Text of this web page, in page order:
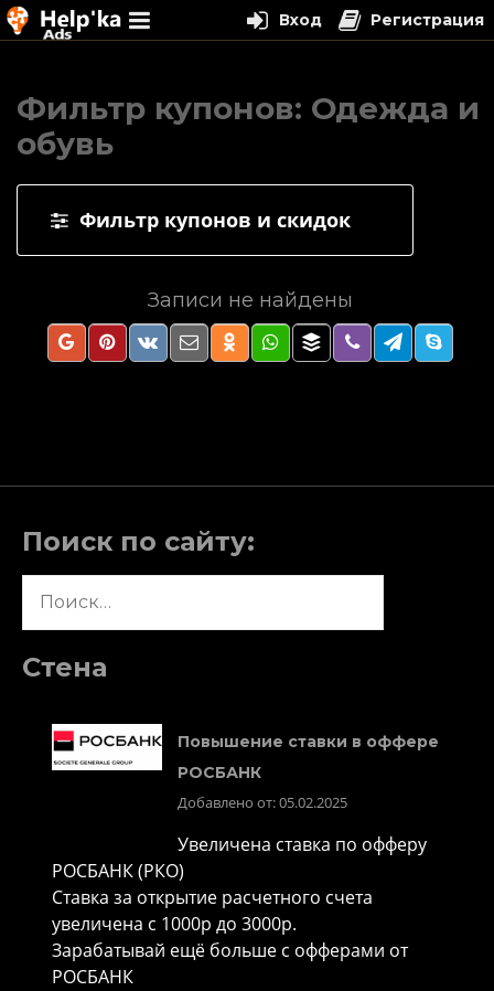
содержимому
Фильтр купонов: Одежда и
обувь
Фильтр купонов и скидок
Записи не найдены
Поиск по сайту:
Стена
Повышение ставки в оффере
РОСБАНК
Добавлено от: 05.02.2025
Увеличена ставка по офферу
РОСБАНК (РКО)
Ставка за открытие расчетного счета
увеличена с 1000р до 3000р.
Зарабатывай ещё больше с офферами от
РОСБАНК
Вход Регистрация